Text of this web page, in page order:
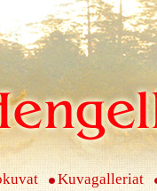
Kuvagalleriat